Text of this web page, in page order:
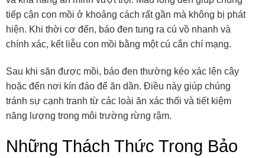
tiếp cận con mồi ở khoảng cách rất gần mà không bị phát
hiện. Khi thời cơ đến, báo đen tung ra cú vồ nhanh và
chính xác, kết liễu con mồi bằng một cú cắn chí mạng.
Sau khi săn được mồi, báo đen thường kéo xác lên cây
hoặc đến nơi kín đáo để ăn dần. Điều này giúp chúng
tránh sự cạnh tranh từ các loài ăn xác thối và tiết kiệm
năng lượng trong môi trường rừng rậm.
Những Thách Thức Trong Bảo